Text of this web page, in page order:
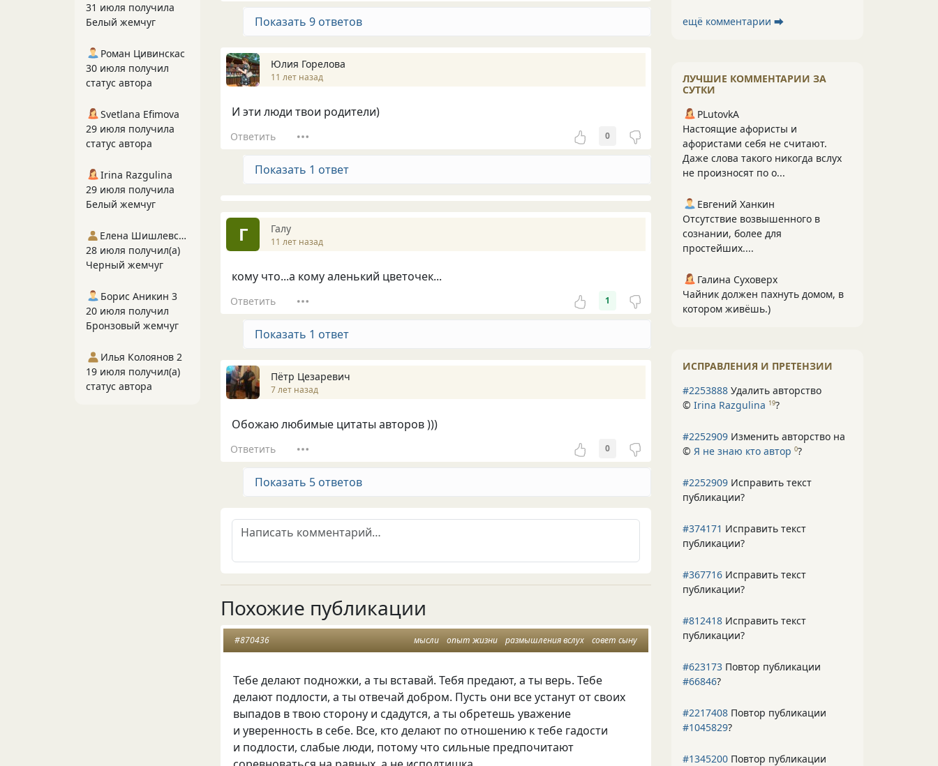
Показать 9 ответов
Юлия Горелова
11 лет назад
И эти люди твои родители)
Ответить 0
Показать 1 ответ
Г Галу
11 лет назад
кому что...а кому аленький цветочек...
Ответить 1
Показать 1 ответ
Пётр Цезаревич
7 лет назад
Обожаю любимые цитаты авторов )))
Ответить 0
Показать 5 ответов
Похожие публикации
мысли опыт жизни размышления вслух совет сыну
#870436
Тебе делают подножки, а ты вставай. Тебя предают, а ты верь. Тебе
делают подлости, а ты отвечай добром. Пусть они все устанут от своих
выпадов в твою сторону и сдадутся, а ты обретешь уважение
и уверенность в себе. Все, кто делают по отношению к тебе гадости
и подлости, слабые люди, потому что сильные предпочитают
ещё комментарии ⮕
ЛУЧШИЕ КОММЕНТАРИИ ЗА
СУТКИ
PLutоvkА
Настоящие афористы и
афористами себя не считают.
Даже слова такого никогда вслух
не произносят по о...
Евгений Ханкин
Отсутствие возвышенного в
сознании, более для
простейших....
Галина Суховерх
Чайник должен пахнуть домом, в
котором живёшь.)
ИСПРАВЛЕНИЯ И ПРЕТЕНЗИИ
#2253888 Удалить авторство
© Irina Razgulina 19?
#2252909 Изменить авторство на
© Я не знаю кто автор 0?
#2252909 Исправить текст
публикации?
#374171 Исправить текст
публикации?
#367716 Исправить текст
публикации?
#812418 Исправить текст
публикации?
#623173 Повтор публикации
#66846?
#2217408 Повтор публикации
#1045829?
#1345200 Повтор публикации
31 июля получила
Белый жемчуг
Роман Цивинскас
30 июля получил
статус автора
Svetlana Efimova
29 июля получила
статус автора
Irina Razgulina
29 июля получила
Белый жемчуг
Елена Шишлевская
28 июля получил(а)
Черный жемчуг
Борис Аникин 3
20 июля получил
Бронзовый жемчуг
Илья Колоянов 2
19 июля получил(а)
статус автора